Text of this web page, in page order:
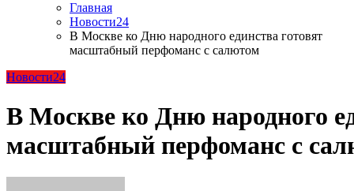
Главная
Новости24
В Москве ко Дню народного единства готовят
масштабный перфоманс с салютом
Новости24
В Москве ко Дню народного
масштабный перфоманс с